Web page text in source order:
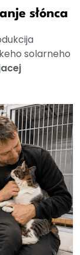
słónca
solarneho